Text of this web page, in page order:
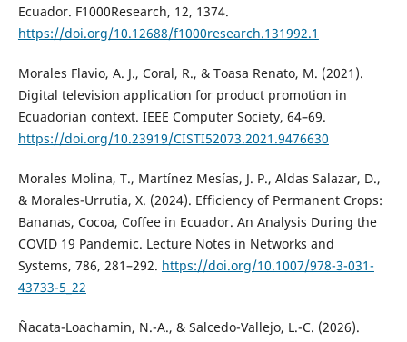
Ecuador. F1000Research, 12, 1374.
https://doi.org/10.12688/f1000research.131992.1
Morales Flavio, A. J., Coral, R., & Toasa Renato, M. (2021).
Digital television application for product promotion in
Ecuadorian context. IEEE Computer Society, 64–69.
https://doi.org/10.23919/CISTI52073.2021.9476630
Morales Molina, T., Martínez Mesías, J. P., Aldas Salazar, D.,
& Morales-Urrutia, X. (2024). Efficiency of Permanent Crops:
Bananas, Cocoa, Coffee in Ecuador. An Analysis During the
COVID 19 Pandemic. Lecture Notes in Networks and
Systems, 786, 281–292. https://doi.org/10.1007/978-3-031-
43733-5_22
Ñacata-Loachamin, N.-A., & Salcedo-Vallejo, L.-C. (2026).